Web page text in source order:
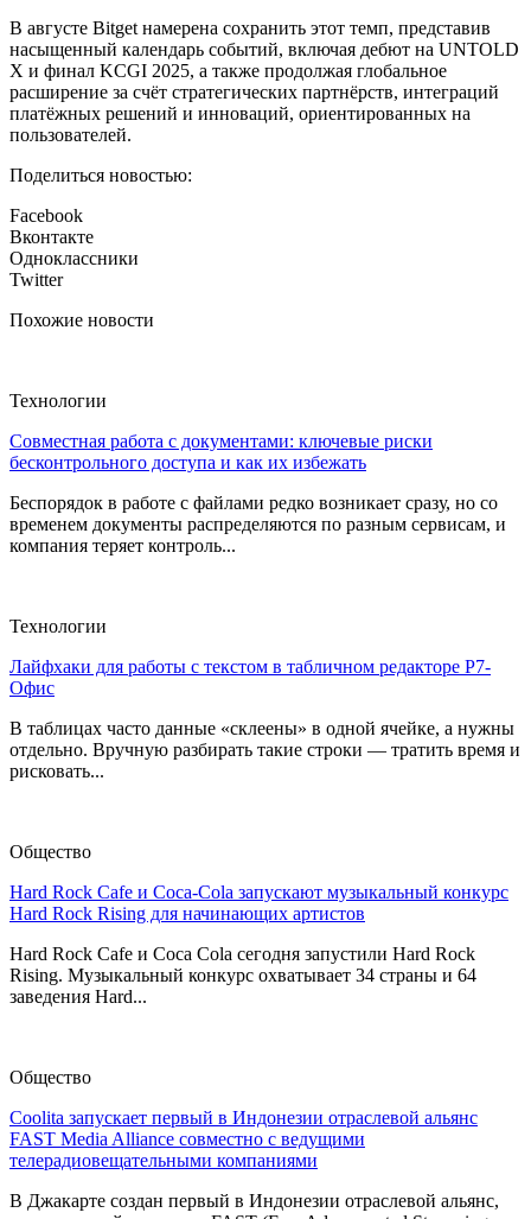
В августе Bitget намерена сохранить этот темп, представив
насыщенный календарь событий, включая дебют на UNTOLD
X и финал KCGI 2025, а также продолжая глобальное
расширение за счёт стратегических партнёрств, интеграций
платёжных решений и инноваций, ориентированных на
пользователей.
Поделиться новостью:
Facebook
Вконтакте
Одноклассники
Twitter
Похожие новости
Технологии
Совместная работа с документами: ключевые риски
бесконтрольного доступа и как их избежать
Беспорядок в работе с файлами редко возникает сразу, но со
временем документы распределяются по разным сервисам, и
компания теряет контроль...
Технологии
Лайфхаки для работы с текстом в табличном редакторе Р7-
Офис
В таблицах часто данные «склеены» в одной ячейке, а нужны
отдельно. Вручную разбирать такие строки — тратить время и
рисковать...
Общество
Hard Rock Cafe и Coca-Cola запускают музыкальный конкурс
Hard Rock Rising для начинающих артистов
Hard Rock Cafe и Coca Cola сегодня запустили Hard Rock
Rising. Музыкальный конкурс охватывает 34 страны и 64
заведения Hard...
Общество
Coolita запускает первый в Индонезии отраслевой альянс
FAST Media Alliance совместно с ведущими
телерадиовещательными компаниями
В Джакарте создан первый в Индонезии отраслевой альянс,